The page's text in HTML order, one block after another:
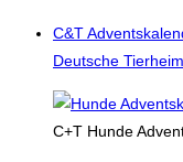
C&T
Deutsche
C+T Hunde